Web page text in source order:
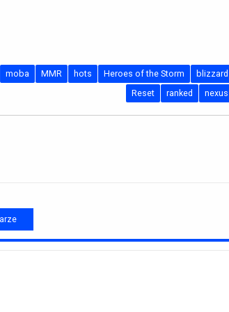
blizzard
Heroes of the Storm
hots
MMR
moba
nexus
ranked
Reset